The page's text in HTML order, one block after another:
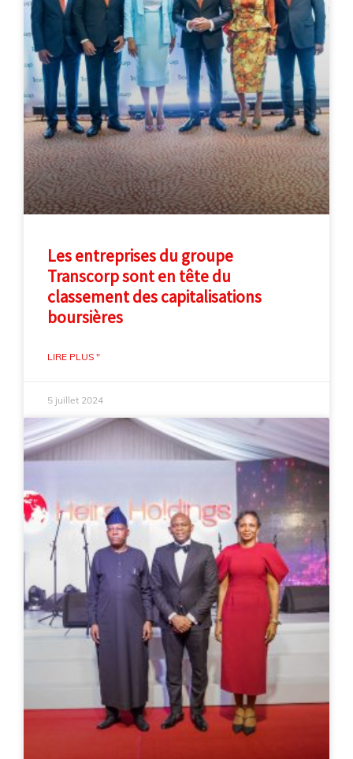
Les entreprises du groupe
Transcorp sont en tête du
classement des capitalisations
boursières
LIRE PLUS "
5 juillet 2024